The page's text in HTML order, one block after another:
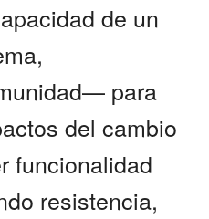
de un
para
del cambio
funcionalidad
resistencia,